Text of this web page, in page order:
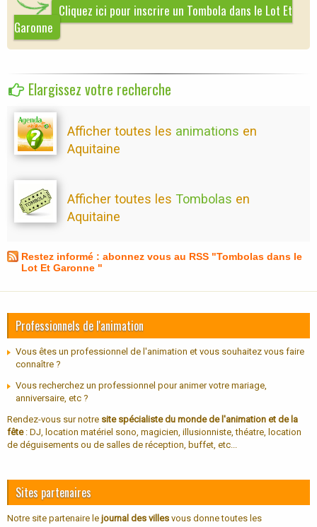
Cliquez ici pour inscrire un Tombola dans le Lot Et
Garonne
Elargissez votre recherche
Afficher toutes les animations en
Aquitaine
Afficher toutes les Tombolas en
Aquitaine
Restez informé : abonnez vous au RSS "Tombolas dans le
Lot Et Garonne "
Professionnels de l'animation
Vous êtes un professionnel de l'animation et vous souhaitez vous faire
connaître ?
Vous recherchez un professionnel pour animer votre mariage,
anniversaire, etc ?
Rendez-vous sur notre site spécialiste du monde de l'animation et de la
fête: DJ, location matériel sono, magicien, illusionniste, théatre, location
de déguisements ou de salles de réception, buffet, etc...
Sites partenaires
Notre site partenaire le journal des villes vous donne toutes les